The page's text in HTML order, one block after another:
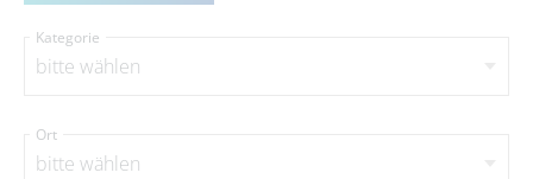
bitte wählen
Kategorie
bitte wählen
Ort